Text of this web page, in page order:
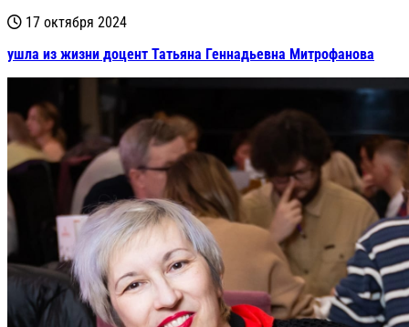
17 октября 2024
ушла из жизни доцент Татьяна Геннадьевна Митрофанова